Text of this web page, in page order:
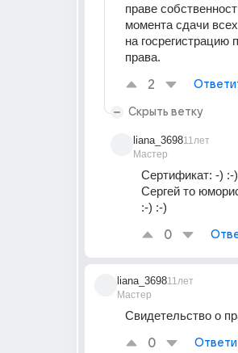
праве
момента сдачи
на госрегистрацию
права.
2
Скрыть ветку
liana_3698
Мастер
11лет
Сертификат: -) :-
Сергей то
:-) :-)
0
liana_3698
Мастер
11лет
Свидетельство о
0